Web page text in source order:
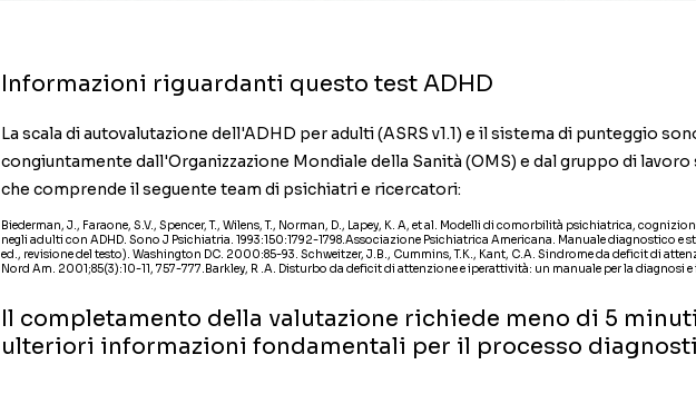
Informazioni riguardanti questo test ADHD
La scala di autovalutazione dell'ADHD per adulti (ASRS v1.1) e il sistema di punteggio
congiuntamente dall'Organizzazione Mondiale della Sanità (OMS) e dal gruppo di
che comprende il seguente team di psichiatri e ricercatori:
Biederman, J., Faraone, S.V., Spencer, T., Wilens, T., Norman, D., Lapey, K. A, et al. Modelli di comorbilità psichiatrica,
negli adulti con ADHD. Sono J Psichiatria. 1993:150:1792-1798.Associazione Psichiatrica Americana. Manuale diagnostico e
ed., revisione del testo). Washington DC. 2000:85-93. Schweitzer, J.B., Cummins, T.K., Kant, C.A. Sindrome da deficit di
Nord Am. 2001;85(3):10-11, 757-777.Barkley, R .A. Disturbo da deficit di attenzione e iperattività: un manuale per la diagnosi e
Il completamento della valutazione richiede meno di 5
ulteriori informazioni fondamentali per il processo